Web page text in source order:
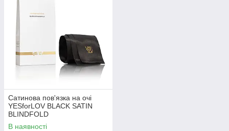
Сатинова пов'язка на очі
YESforLOV BLACK SATIN
BLINDFOLD
В наявності